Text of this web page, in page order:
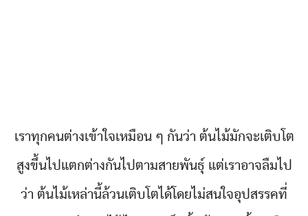
เราทุกคนต่างเข้าใจเหมือน ๆ กันว่า ต้นไม้มักจะเติบโต
สูงขึ้นไปแตกต่างกันไปตามสายพันธุ์ แต่เราอาจลืมไป
ว่า ต้นไม้เหล่านี้ล้วนเติบโตได้โดยไม่สนใจอุปสรรคที่